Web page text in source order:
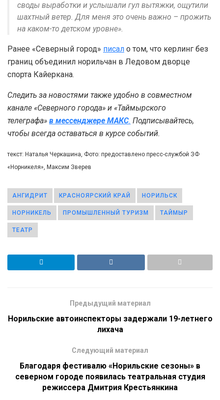
своды выработки и услышали гул вытяжки, ощутили
шахтный ветер. Для меня это очень важно – прожить
на каком-то детском уровне».
Ранее «Северный город» писал о том, что керлинг без
границ объединил норильчан в Ледовом дворце
спорта Кайеркана.
Следить за новостями также удобно в совместном
канале «Северного города» и «Таймырского
телеграфа» в мессенджере MAКС. Подписывайтесь,
чтобы всегда оставаться в курсе событий.
текст: Наталья Черкашина, Фото: предоставлено пресс-службой ЗФ
«Норникеля», Максим Зверев
АНГИДРИТ КРАСНОЯРСКИЙ КРАЙ НОРИЛЬСК
НОРНИКЕЛЬ ПРОМЫШЛЕННЫЙ ТУРИЗМ ТАЙМЫР
ТЕАТР
Предыдущий материал
Норильские автоинспекторы задержали 19-летнего
лихача
Следующий материал
Благодаря фестивалю «Норильские сезоны» в
северном городе появилась театральная студия
режиссера Дмитрия Крестьянкина